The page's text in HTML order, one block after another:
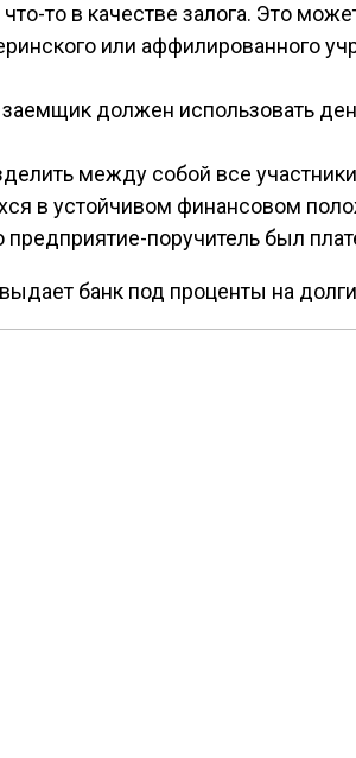
то в качестве залога. Это
или аффилированного
должен использовать
между собой все
в устойчивом финансовом
предприятие-поручитель был
банк под проценты на